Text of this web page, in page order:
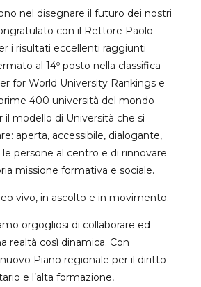
nel disegnare il futuro dei nostri
con il Rettore Paolo
i risultati eccellenti raggiunti
al 14º posto nella classifica
for World University Rankings e
400 università del mondo –
modello di Università che si
aperta, accessibile, dialogante,
persone al centro e di rinnovare
missione formativa e sociale.
vivo, in ascolto e in movimento.
orgogliosi di collaborare ed
realtà così dinamica. Con
Piano regionale per il diritto
e l’alta formazione,